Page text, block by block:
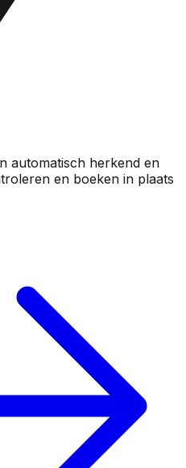
automatisch herkend en
en boeken in plaats